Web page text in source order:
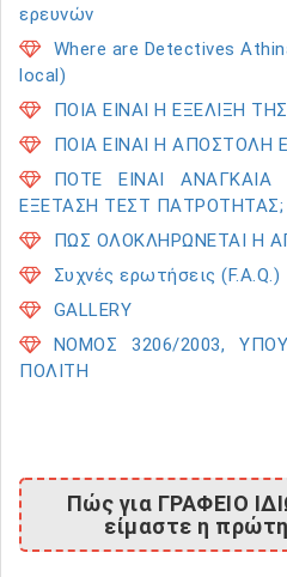
ερευνών
Where are Detectives
local)
ΠΟΙΑ ΕΙΝΑΙ Η ΕΞΕΛΙΞΗ
ΠΟΙΑ ΕΙΝΑΙ Η ΑΠΟΣΤΟΛΗ
ΠΟΤΕ ΕΙΝΑΙ
ΕΞΕΤΑΣΗ ΤΕΣΤ ΠΑΤΡΟΤΗΤΑΣ;
ΠΩΣ ΟΛΟΚΛΗΡΩΝΕΤΑΙ Η
Συχνές ερωτήσεις (F.A.Q.)
GALLERY
ΝΟΜΟΣ 3206/2003,
ΠΟΛΙΤΗ
Πώς για ΓΡΑΦΕΙΟ
είμαστε η